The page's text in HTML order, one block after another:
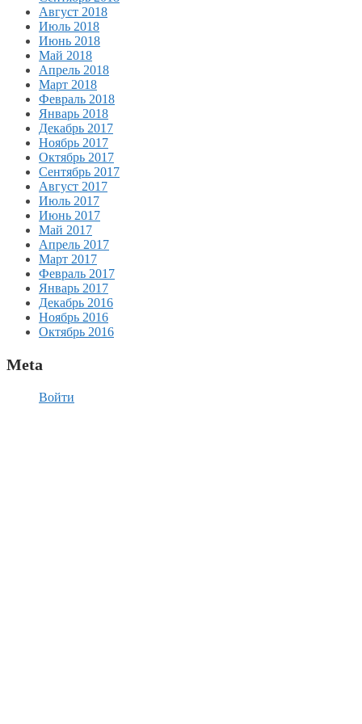
Август 2018
Июль 2018
Июнь 2018
Май 2018
Апрель 2018
Март 2018
Февраль 2018
Январь 2018
Декабрь 2017
Ноябрь 2017
Октябрь 2017
Сентябрь 2017
Август 2017
Июль 2017
Июнь 2017
Май 2017
Апрель 2017
Март 2017
Февраль 2017
Январь 2017
Декабрь 2016
Ноябрь 2016
Октябрь 2016
Meta
Войти